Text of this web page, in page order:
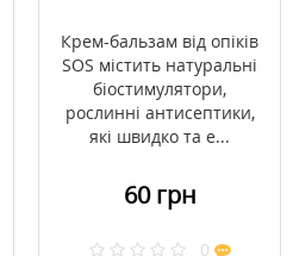
Крем-бальзам від опіків
SOS містить натуральні
біостимулятори,
рослинні антисептики,
які швидко та е...
60 грн
0